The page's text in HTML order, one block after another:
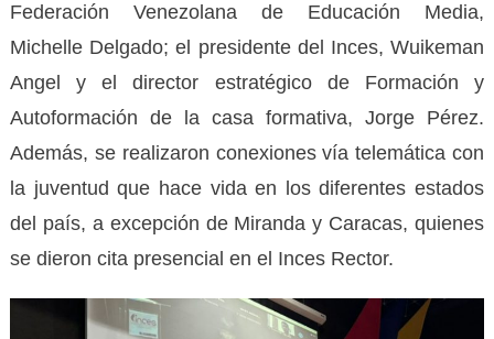
Federación Venezolana de Educación Media,
Michelle Delgado; el presidente del Inces, Wuikeman
Angel y el director estratégico de Formación y
Autoformación de la casa formativa, Jorge Pérez.
Además, se realizaron conexiones vía telemática con
la juventud que hace vida en los diferentes estados
del país, a excepción de Miranda y Caracas, quienes
se dieron cita presencial en el Inces Rector.